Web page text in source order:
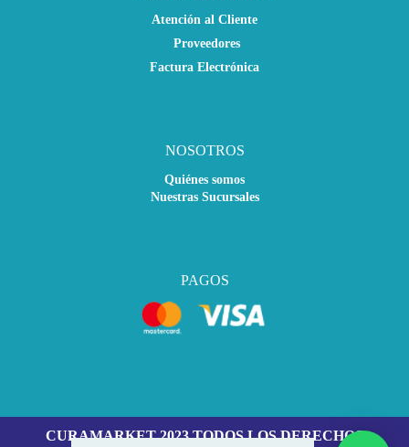
Atención al Cliente
Proveedores
Factura Electrónica
NOSOTROS
Quiénes somos
Nuestras Sucursales
PAGOS
CURAMARKET 2023 TODOS LOS DERECHOS